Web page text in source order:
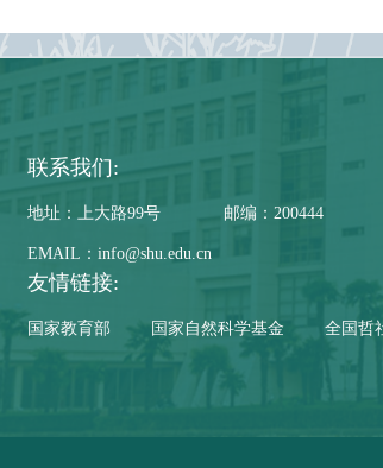
联系我们:
地址：上大路99号 邮编：200444
EMAIL：info@shu.edu.cn
友情链接:
国家教育部 国家自然科学基金 全国哲